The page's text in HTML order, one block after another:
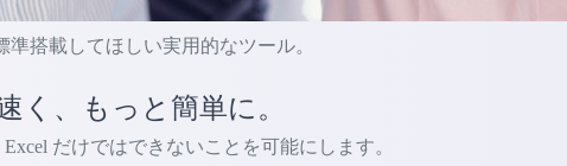
準搭載してほしい実用的なツール。
く、もっと簡単に。
だけではできないことを可能にします。